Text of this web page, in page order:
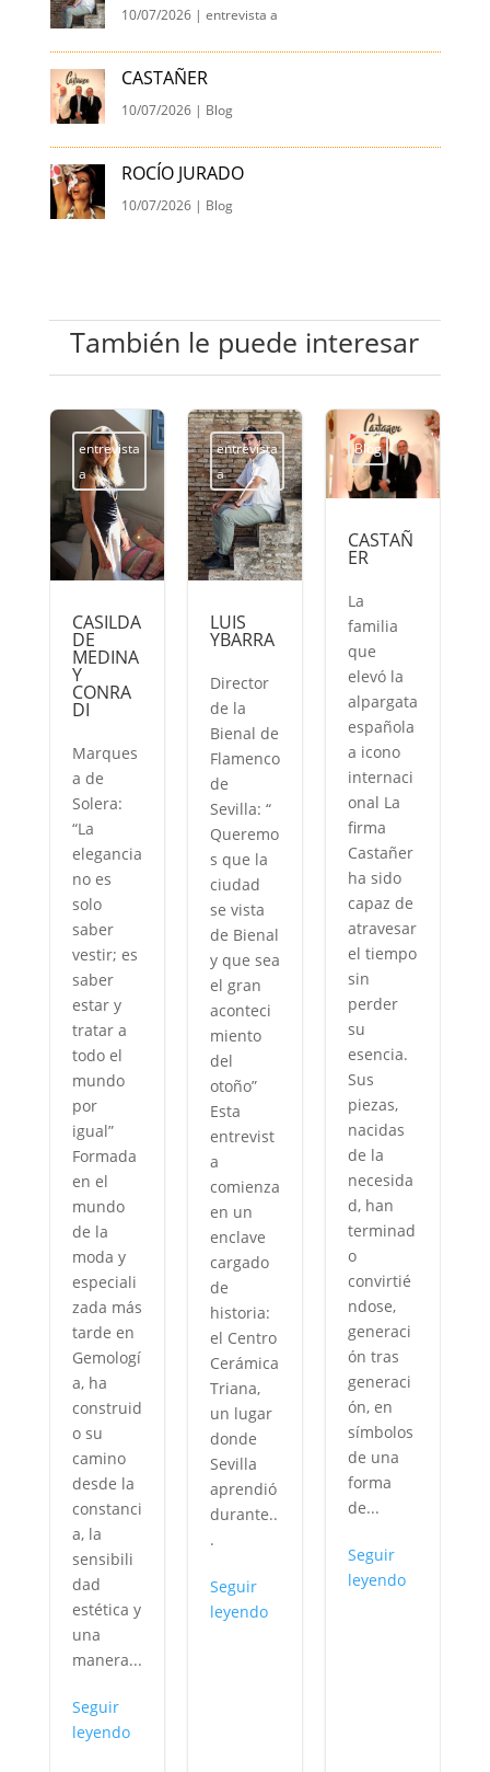
10/07/2026| entrevista a
CASTAÑER
10/07/2026| Blog
ROCÍO JURADO
10/07/2026| Blog
También le puede interesar
entrevista
a
CASILDA
DE
MEDINA
Y
CONRA
DI
Marques
a de
Solera:
“La
elegancia
no es
solo
saber
vestir; es
saber
estar y
tratar a
todo el
mundo
por
igual”
Formada
en el
mundo
de la
moda y
especiali
zada más
tarde en
Gemologí
a, ha
construid
o su
camino
desde la
constanci
a, la
sensibili
dad
estética y
una
manera...
Seguir
leyendo
entrevista
a
LUIS
YBARRA
Director
de la
Bienal de
Flamenco
de
Sevilla: “
Queremo
s que la
ciudad
se vista
de Bienal
y que sea
el gran
aconteci
miento
del
otoño”
Esta
entrevist
a
comienza
en un
enclave
cargado
de
historia:
el Centro
Cerámica
Triana,
un lugar
donde
Sevilla
aprendió
durante..
.
Seguir
leyendo
Blog
CASTAÑ
ER
La
familia
que
elevó la
alpargata
española
a icono
internaci
onal La
firma
Castañer
ha sido
capaz de
atravesar
el tiempo
sin
perder
su
esencia.
Sus
piezas,
nacidas
de la
necesida
d, han
terminad
o
convirtié
ndose,
generaci
ón tras
generaci
ón, en
símbolos
de una
forma
de...
Seguir
leyendo